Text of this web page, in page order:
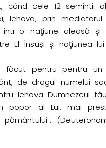
când cele 12 semintii
Iehova, prin
o naţiune aleasă şi
El Însuși şi naţiunea lui
făcut pentru pentru un
de dragul numelui
Iehova Dumnezeul
al Lui, mai